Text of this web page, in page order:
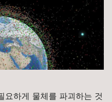
요하게 물체를 파괴하는 것